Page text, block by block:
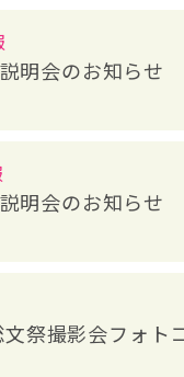
明会のお知らせ
明会のお知らせ
祭撮影会フォト